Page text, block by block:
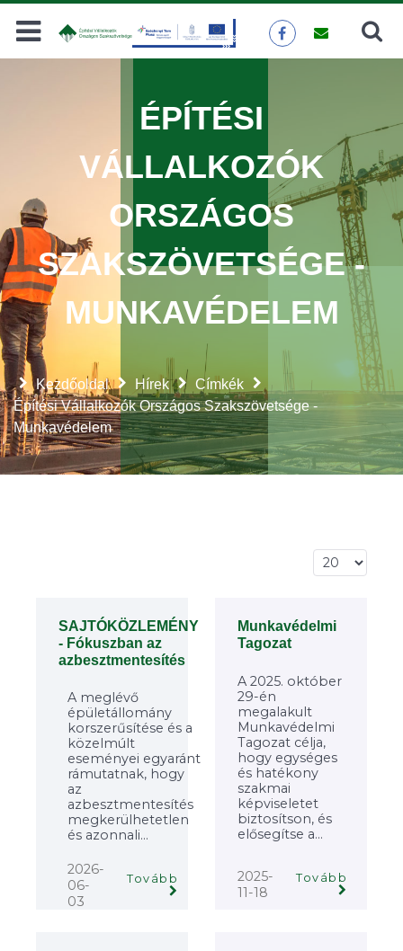
Keresés
Kezdőoldal Hírek
Címkék
Építési Vállalkozók Országos Szakszövetsége -
Munkavédelem
ÉPÍTÉSI
VÁLLALKOZÓK
ORSZÁGOS
SZAKSZÖVETSÉGE -
MUNKAVÉDELEM
Tételek #
SAJTÓKÖZLEMÉNY
- Fókuszban az
azbesztmentesítés
A meglévő
épületállomány
korszerűsítése és a
közelmúlt
eseményei egyaránt
rámutatnak, hogy
az
azbesztmentesítés
megkerülhetetlen
és azonnali...
2026-
06-
03
Tovább
Munkavédelmi
Tagozat
A 2025. október
29-én
megalakult
Munkavédelmi
Tagozat célja,
hogy egységes
és hatékony
szakmai
képviseletet
biztosítson, és
elősegítse a...
2025-
11-18
Tovább